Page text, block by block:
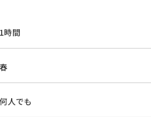
1時間
春
何人でも